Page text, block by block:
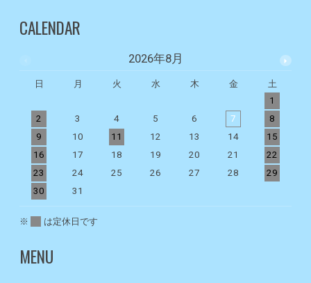
CALENDAR
2026年8月
日 月 火 水 木 金
土
1
2
3 4 5 6 7
8
9
10 11 12 13 14
15
16
17 18 19 20 21
22
23
24 25 26 27 28
29
30
31
※ は定休日です
MENU